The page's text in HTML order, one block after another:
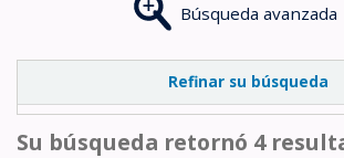
Búsqueda avanzada
Refinar su búsqueda
Su búsqueda retornó 4